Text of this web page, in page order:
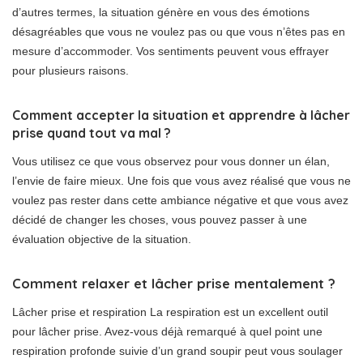
d’autres termes, la situation génère en vous des émotions
désagréables que vous ne voulez pas ou que vous n’êtes pas en
mesure d’accommoder. Vos sentiments peuvent vous effrayer
pour plusieurs raisons.
Comment accepter la situation et apprendre à lâcher
prise quand tout va mal ?
Vous utilisez ce que vous observez pour vous donner un élan,
l’envie de faire mieux. Une fois que vous avez réalisé que vous ne
voulez pas rester dans cette ambiance négative et que vous avez
décidé de changer les choses, vous pouvez passer à une
évaluation objective de la situation.
Comment relaxer et lâcher prise mentalement ?
Lâcher prise et respiration La respiration est un excellent outil
pour lâcher prise. Avez-vous déjà remarqué à quel point une
respiration profonde suivie d’un grand soupir peut vous soulager